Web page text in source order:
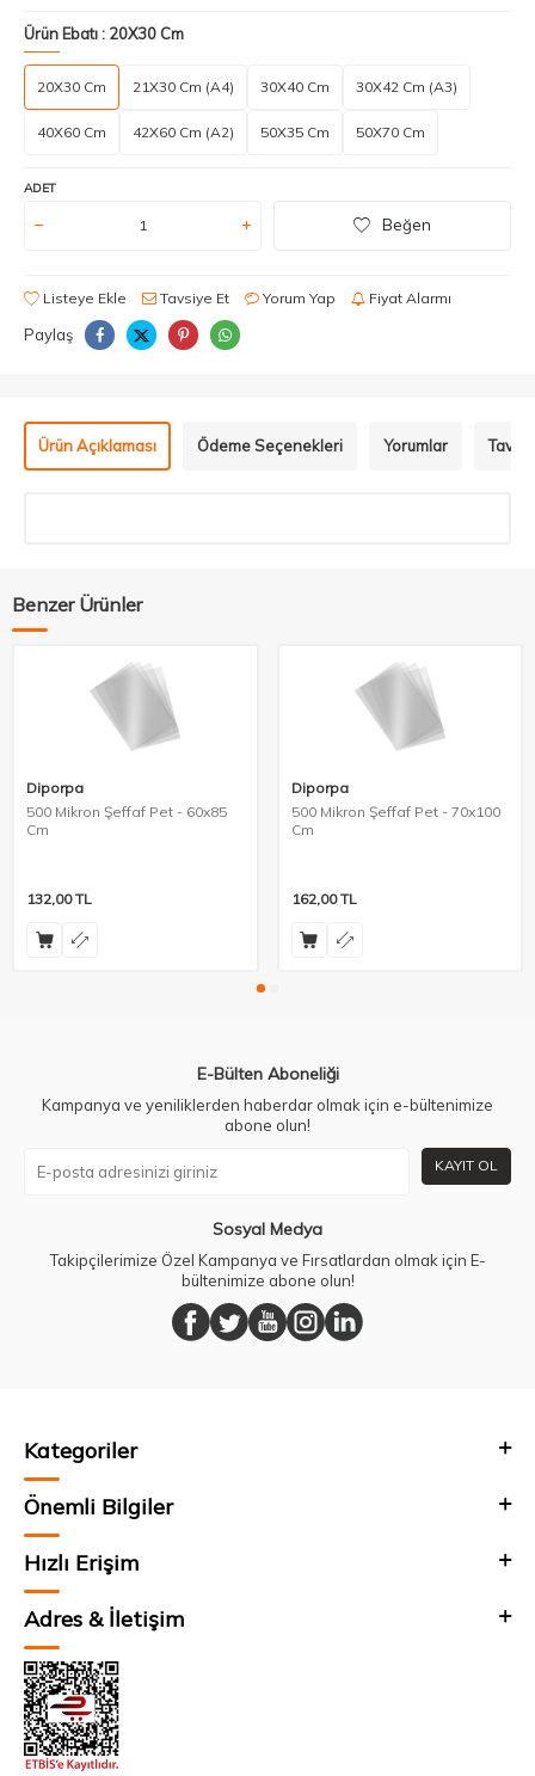
Ürün Ebatı : 20X30 Cm
20X30 Cm 21X30 Cm (A4) 30X40 Cm 30X42 Cm (A3)
40X60 Cm 42X60 Cm (A2) 50X35 Cm 50X70 Cm
ADET
Beğen
Listeye Ekle Tavsiye Et Yorum Yap Fiyat Alarmı
Paylaş
Ürün Açıklaması Ödeme Seçenekleri Yorumlar
Benzer Ürünler
Diporpa
500 Mikron Şeffaf Pet - 60x85
Cm
132,00TL
Diporpa
500 Mikron Şeffaf Pet - 70x100
Cm
162,00TL
E-Bülten Aboneliği
Kampanya ve yeniliklerden haberdar olmak için e-bültenimize
abone olun!
KAYIT OL
Sosyal Medya
Takipçilerimize Özel Kampanya ve Fırsatlardan olmak için E-
bültenimize abone olun!
Kategoriler
Önemli Bilgiler
Hızlı Erişim
Adres & İletişim